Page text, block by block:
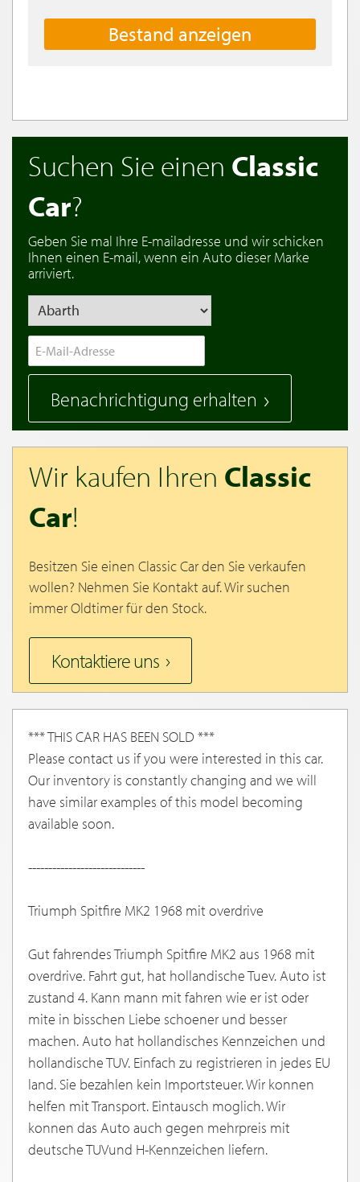
Bestand anzeigen
Suchen Sie einen Classic
Car?
Geben Sie mal Ihre E-mailadresse und wir schicken
Ihnen einen E-mail, wenn ein Auto dieser Marke
arriviert.
Benachrichtigung erhalten
Wir kaufen Ihren Classic
Car!
Besitzen Sie einen Classic Car den Sie verkaufen
wollen? Nehmen Sie Kontakt auf. Wir suchen
immer Oldtimer für den Stock.
Kontaktiere uns
*** THIS CAR HAS BEEN SOLD ***
Please contact us if you were interested in this car.
Our inventory is constantly changing and we will
have similar examples of this model becoming
available soon.
-----------------------------
Triumph Spitfire MK2 1968 mit overdrive
Gut fahrendes Triumph Spitfire MK2 aus 1968 mit
overdrive. Fahrt gut, hat hollandische Tuev. Auto ist
zustand 4. Kann mann mit fahren wie er ist oder
mite in bisschen Liebe schoener und besser
machen. Auto hat hollandisches Kennzeichen und
hollandische TUV. Einfach zu registrieren in jedes EU
land. Sie bezahlen kein Importsteuer. Wir konnen
helfen mit Transport. Eintausch moglich. Wir
konnen das Auto auch gegen mehrpreis mit
deutsche TUVund H-Kennzeichen liefern.